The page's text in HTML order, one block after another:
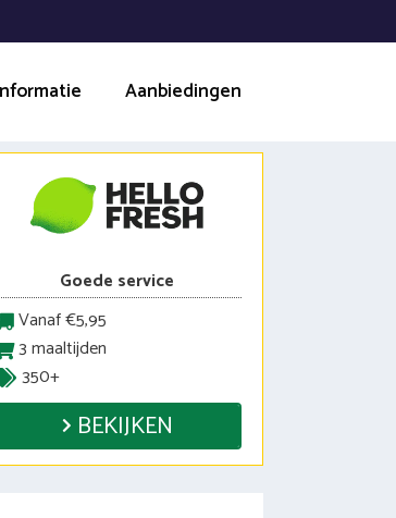
Aanbiedingen
Goede service
Vanaf €5,95
3 maaltijden
350+
BEKIJKEN